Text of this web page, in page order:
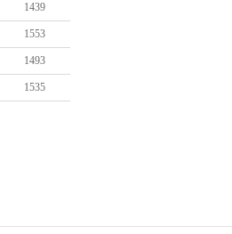
1439
1553
1493
1535